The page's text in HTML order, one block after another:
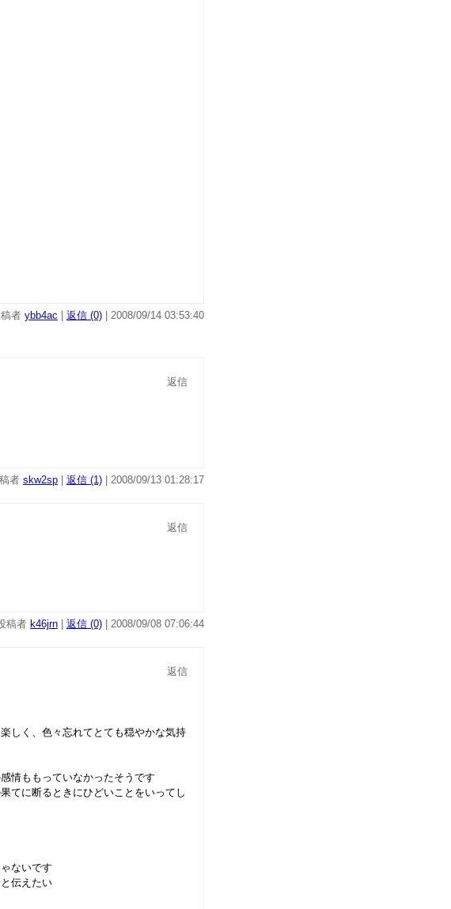
者 ybb4ac 返信 (0) | 2008/09/14 03:53:40
返信
者 skw2sp 返信 (1) | 2008/09/13 01:28:17
返信
稿者 k46jrn 返信 (0) | 2008/09/08 07:06:44
返信
しく、色々忘れてとても穏やかな気持
情ももっていなかったそうです
てに断るときにひどいことをいってし
ないです
伝えたい